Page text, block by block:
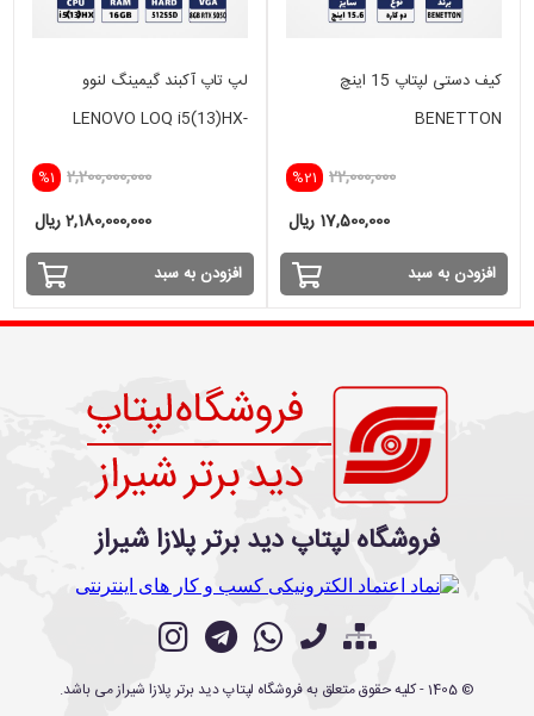
کیف دستی لپتاپ 15 اینچ
BENETTON
%21 22,000,000
17,500,000 ریال
افزودن به سبد
لپ تاپ آکبند گیمینگ لنوو
LENOVO LOQ i5(13)HX-
%1 2,200,000,000
2,180,000,000 ریال
افزودن به سبد
فروشگاه لپتاپ دید برتر پلازا شیراز
©
1405- کلیه حقوق متعلق بهفروشگاه لپتاپ دید برتر پلازا شیرازمی باشد.